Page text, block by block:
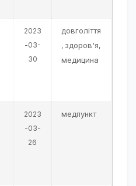
2023
-03-
30
довголіття
, здоров'я,
медицина
2023
-03-
26
медпункт